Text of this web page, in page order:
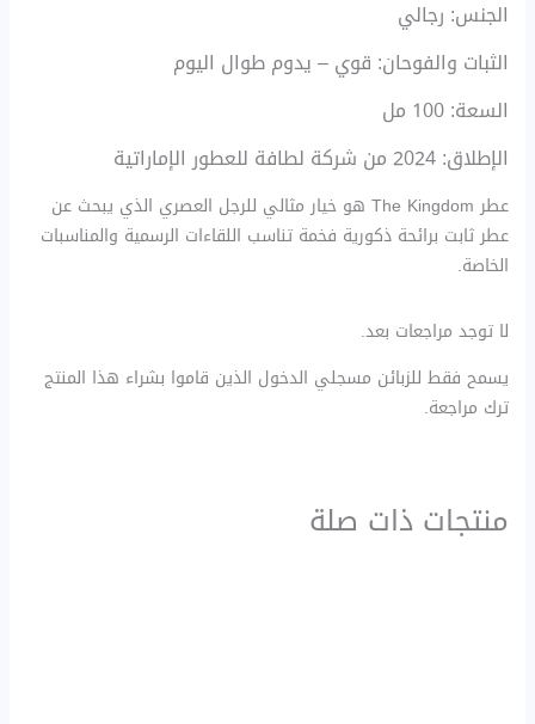
الجنس: رجالي
الثبات والفوحان: قوي – يدوم طوال اليوم
السعة: 100 مل
الإطلاق: 2024 من شركة لطافة للعطور الإماراتية
عطر The Kingdom هو خيار مثالي للرجل العصري الذي يبحث عن
عطر ثابت برائحة ذكورية فخمة تناسب اللقاءات الرسمية والمناسبات
الخاصة.
لا توجد مراجعات بعد.
يسمح فقط للزبائن مسجلي الدخول الذين قاموا بشراء هذا المنتج
ترك مراجعة.
منتجات ذات صلة